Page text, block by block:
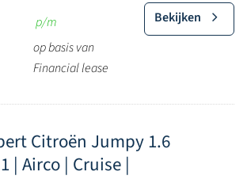
p/m
op basis van
Financial lease
Bekijken
Citroën Jumpy 1.6
| Airco | Cruise |